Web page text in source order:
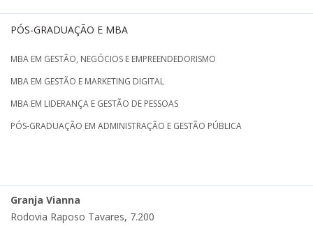
PÓS-GRADUAÇÃO E MBA
MBA EM GESTÃO, NEGÓCIOS E EMPREENDEDORISMO
MBA EM GESTÃO E MARKETING DIGITAL
MBA EM LIDERANÇA E GESTÃO DE PESSOAS
PÓS-GRADUAÇÃO EM ADMINISTRAÇÃO E GESTÃO PÚBLICA
Granja Vianna
Rodovia Raposo Tavares, 7.200